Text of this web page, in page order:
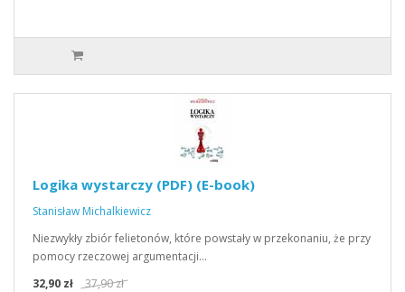
Logika wystarczy (PDF) (E-book)
Stanisław Michalkiewicz
Niezwykły zbiór felietonów, które powstały w przekonaniu, że przy
pomocy rzeczowej argumentacji…
32,90 zł
37,90 zł